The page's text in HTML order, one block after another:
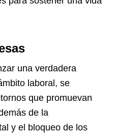
una verdadera
laboral, se
que promuevan
de la
y el bloqueo de los